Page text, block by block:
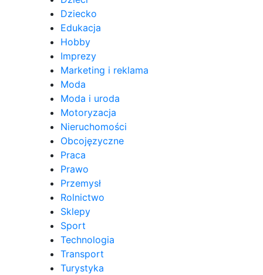
Dziecko
Edukacja
Hobby
Imprezy
Marketing i reklama
Moda
Moda i uroda
Motoryzacja
Nieruchomości
Obcojęzyczne
Praca
Prawo
Przemysł
Rolnictwo
Sklepy
Sport
Technologia
Transport
Turystyka